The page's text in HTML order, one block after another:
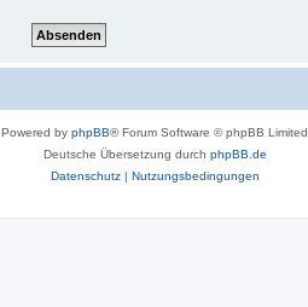
Powered by phpBB® Forum Software © phpBB Limited
Deutsche Übersetzung durch phpBB.de
Datenschutz| Nutzungsbedingungen